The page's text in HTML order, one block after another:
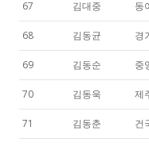
67 김대중 동
68 김동균 경
69 김동순 중
70 김동욱 제
71 김동춘 건